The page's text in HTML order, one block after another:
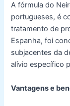
A fórmula do
portugueses, é
tratamento de
Espanha, foi
subjacentes da
alívio específico
Vantagens e